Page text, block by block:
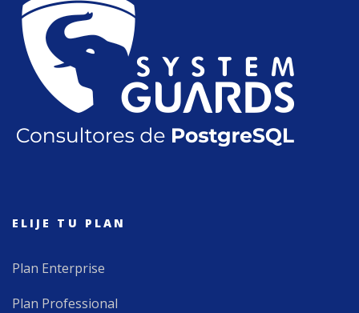
ELIJE TU PLAN
Plan Enterprise
Plan Professional